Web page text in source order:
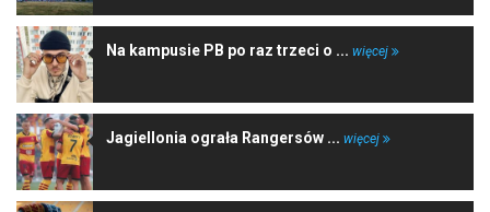
Na kampusie PB po raz trzeci o ... więcej
Jagiellonia ograła Rangersów ... więcej